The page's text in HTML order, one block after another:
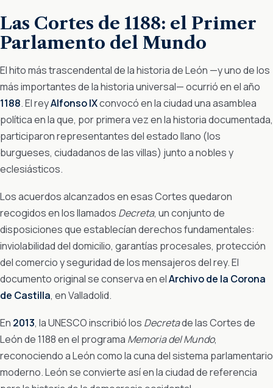
Las Cortes de 1188: el Primer
Parlamento del Mundo
El hito más trascendental de la historia de León —y uno de los
más importantes de la historia universal— ocurrió en el año
1188. El reyAlfonso IXconvocó en la ciudad una asamblea
política en la que, por primera vez en la historia documentada,
participaron representantes del estado llano (los
burgueses, ciudadanos de las villas) junto a nobles y
eclesiásticos.
Los acuerdos alcanzados en esas Cortes quedaron
recogidos en los llamados Decreta, un conjunto de
disposiciones que establecían derechos fundamentales:
inviolabilidad del domicilio, garantías procesales, protección
del comercio y seguridad de los mensajeros del rey. El
documento original se conserva en elArchivo de la Corona
de Castilla, en Valladolid.
En 2013, la UNESCO inscribió los Decretade las Cortes de
León de 1188 en el programa Memoria del Mundo,
reconociendo a León como la cuna del sistema parlamentario
moderno. León se convierte así en la ciudad de referencia